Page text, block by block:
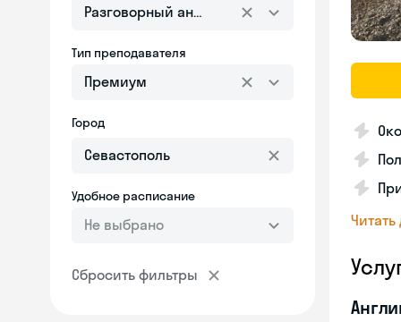
Разговорный английский
Тип преподавателя
Премиум
Город
Удобное расписание
Не выбрано
Сбросить фильтры